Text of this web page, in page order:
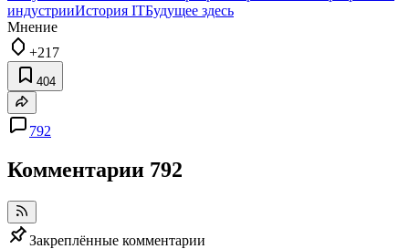
индустрииИстория ITБудущее здесь
Мнение
+217
404
792
Комментарии 792
Закреплённые комментарии